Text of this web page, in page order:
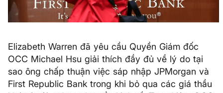
Elizabeth Warren đã yêu cầu Quyền Giám đốc
OCC Michael Hsu giải thích đầy đủ về lý do tại
sao ông chấp thuận việc sáp nhập JPMorgan và
First Republic Bank trong khi bỏ qua các giá thầu